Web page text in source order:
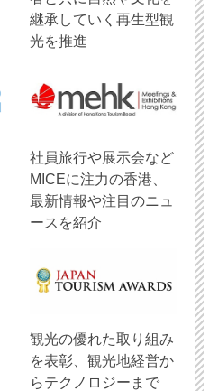
継承していく再生型観
光を推進
社員旅行や展示会など
MICEに注力の香港、
最新情報や注目のニュ
ースを紹介
観光の優れた取り組み
を表彰、観光地経営か
らテクノロジーまで